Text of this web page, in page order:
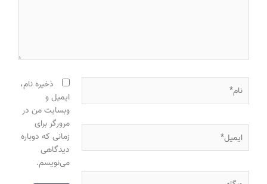
وبگاه
ذخیره نام،
ایمیل و
وبسایت من در
مرورگر برای
زمانی که دوباره
دیدگاهی
می‌نویسم.